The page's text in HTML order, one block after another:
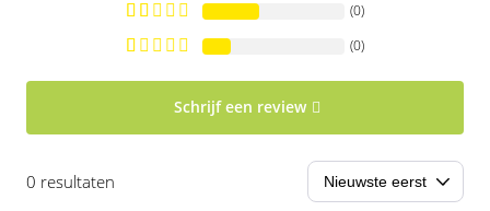
(0)
(0)
Schrijf een review
0 resultaten